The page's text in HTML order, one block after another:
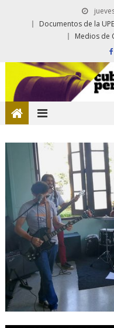
Documentos de la
Medios de